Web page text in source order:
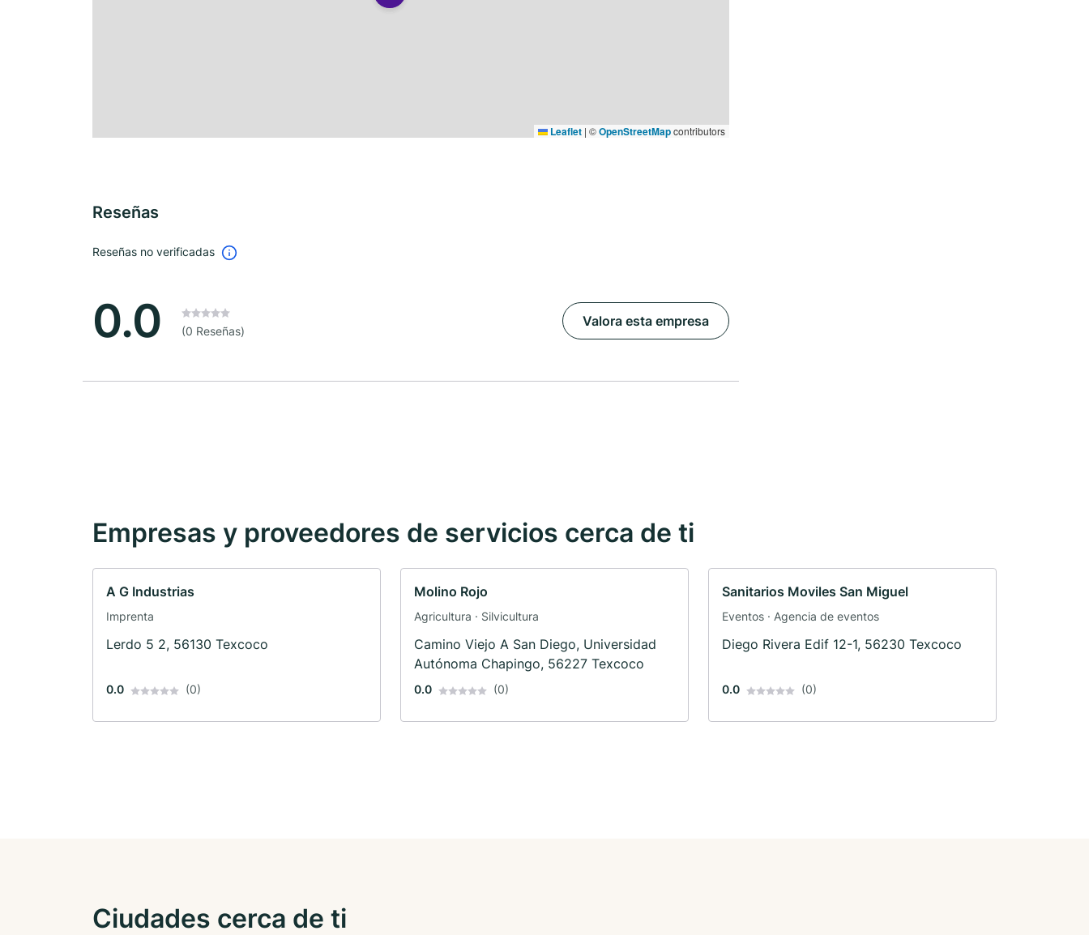
Leaflet | ©OpenStreetMapcontributors
Reseñas
Reseñas no verificadas
0.0 (0 Reseñas)
Valora esta empresa
Empresas y proveedores de servicios cerca de ti
A G Industrias
Imprenta
Lerdo 5 2, 56130 Texcoco
0.0 (0)
Molino Rojo
Agricultura · Silvicultura
Camino Viejo A San Diego, Universidad
Autónoma Chapingo, 56227 Texcoco
0.0 (0)
Sanitarios Moviles San Miguel
Eventos · Agencia de eventos
Diego Rivera Edif 12-1, 56230 Texcoco
0.0 (0)
Ciudades cerca de ti